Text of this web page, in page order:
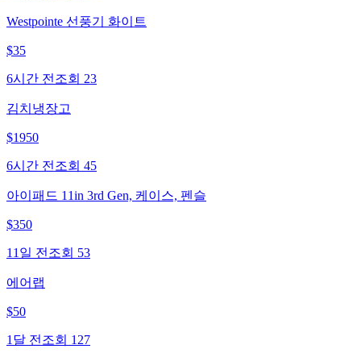
Westpointe 선풍기 화이트
$35
6시간 전 조회 23
김치냉장고
$1950
6시간 전 조회 45
아이패드 11in 3rd Gen, 케이스, 펜슬
$350
11일 전 조회 53
에어랩
$50
1달 전 조회 127